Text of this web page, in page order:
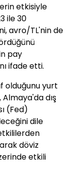
etkisiyle
ile 30
avro/TL'nin de
pay
ifade etti.
olduğunu yurt
dış
(Fed)
dile
döviz
etkili